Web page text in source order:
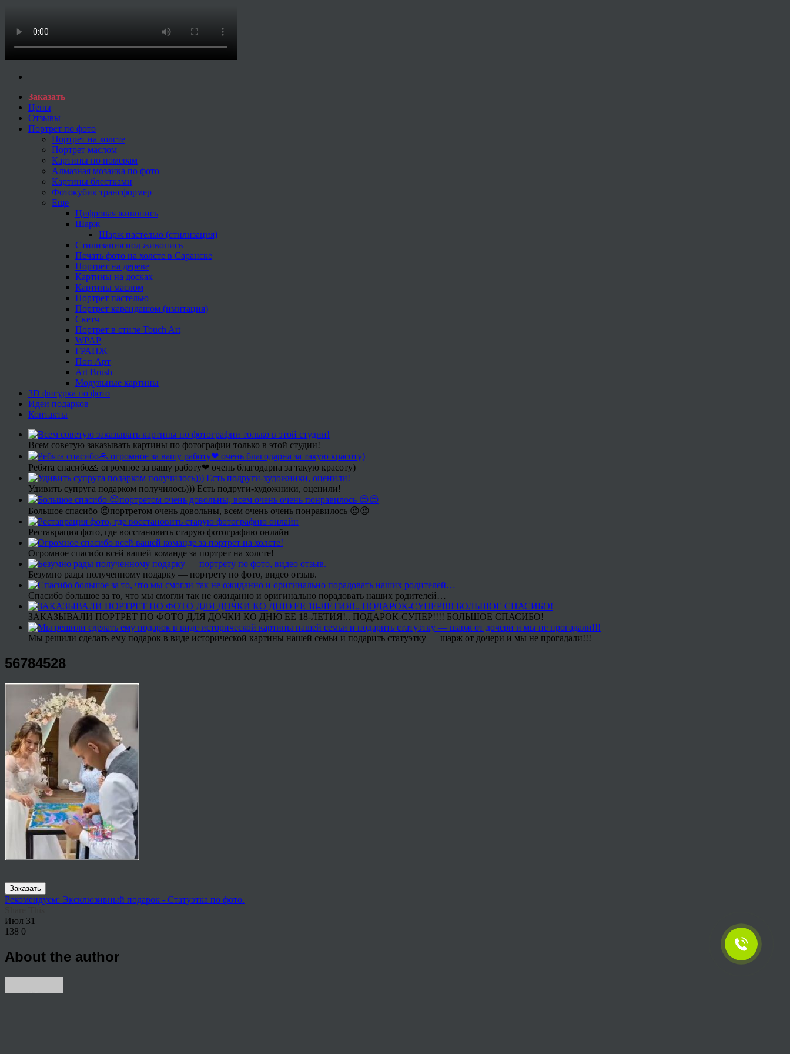
Заказать
Цены
Отзывы
Портрет по фото
Портрет на холсте
Портрет маслом
Картины по номерам
Алмазная мозаика по фото
Картины блестками
Фотокубик трансформер
Еще
Цифровая живопись
Шарж
Шарж пастелью (стилизация)
Стилизация под живопись
Печать фото на холсте в Саранске
Портрет на дереве
Картины на досках
Картины маслом
Портрет пастелью
Портрет карандашом (имитация)
Скетч
Портрет в стиле Touch Art
WPAP
ГРАНЖ
Поп Арт
Art Brush
Модульные картины
3D фигурка по фото
Идеи подарков
Контакты
Всем советую заказывать картины по фотографии только в этой студии!
Ребята спасибо🙏 огромное за вашу работу❤ очень благодарна за такую красоту)
Удивить супруга подарком получилось))) Есть подруги-художники, оценили!
Большое спасибо 😍портретом очень довольны, всем очень очень понравилось 😍😍
Реставрация фото, где восстановить старую фотографию онлайн
Огромное спасибо всей вашей команде за портрет на холсте!
Безумно рады полученному подарку — портрету по фото, видео отзыв.
Спасибо большое за то, что мы смогли так не ожиданно и оригинально порадовать наших родителей…
ЗАКАЗЫВАЛИ ПОРТРЕТ ПО ФОТО ДЛЯ ДОЧКИ КО ДНЮ ЕЕ 18-ЛЕТИЯ!.. ПОДАРОК-СУПЕР!!!! БОЛЬШОЕ СПАСИБО!
Мы решили сделать ему подарок в виде исторической картины нашей семьи и подарить статуэтку — шарж от дочери и мы не прогадали!!!
56784528
Заказать
Рекомендуем: Эксклюзивный подарок - Статуэтка по фото.
Июл 31
138 0
About the author